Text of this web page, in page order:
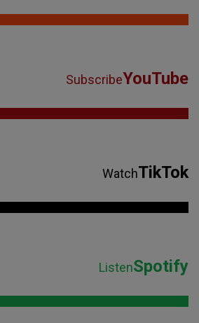
SubscribeYouTube
WatchTikTok
ListenSpotify